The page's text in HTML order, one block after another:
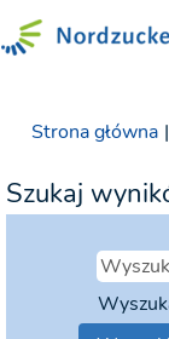
Strona główna |
Szukaj